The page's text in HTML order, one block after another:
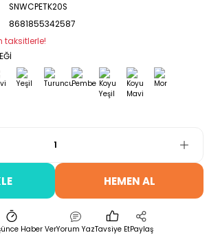
SNWCPETK20S
8681855342587
taksitlerle!
HEMEN AL
Haber VerYorum YazTavsiye EtPaylaş